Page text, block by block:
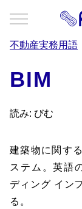
不動産実務用語
BIM
読み: びむ
建築物に関す
ステム。英語
ディング イン
る。